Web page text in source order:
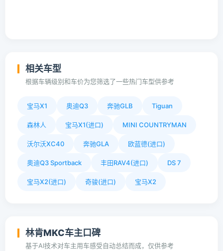
相关车型
根据车辆级别和车价为您筛选了一些热门车型供参考
宝马X1 奥迪Q3 奔驰GLB Tiguan
森林人 宝马X1(进口) MINI COUNTRYMAN
沃尔沃XC40 奔驰GLA 欧蓝德(进口)
奥迪Q3 Sportback 丰田RAV4(进口) DS 7
宝马X2(进口) 奇骏(进口) 宝马X2
林肯MKC车主口碑
基于AI技术对车主用车感受自动总结而成，仅供参考